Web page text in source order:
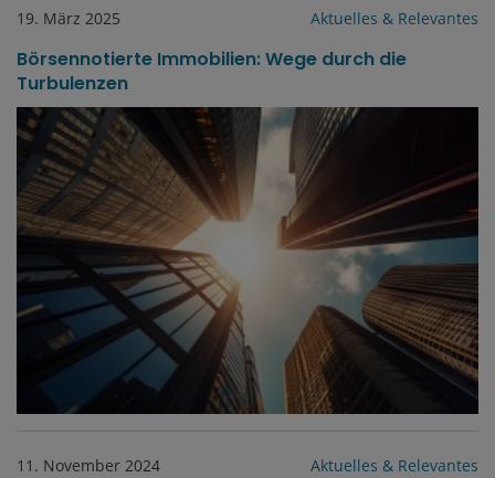
19. März 2025 Aktuelles & Relevantes
Börsennotierte Immobilien: Wege durch die
Turbulenzen
11. November 2024 Aktuelles & Relevantes